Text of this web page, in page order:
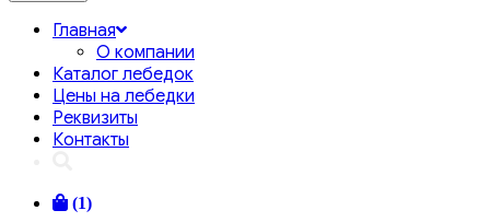
Главная
О компании
Каталог лебедок
Цены на лебедки
Реквизиты
Контакты
(1)